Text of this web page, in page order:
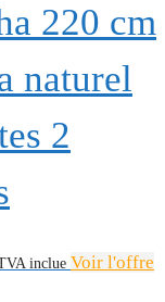
220 cm
naturel
2
inclue Voir l'offre